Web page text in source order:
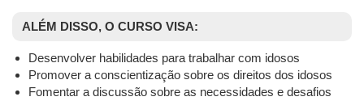
ALÉM DISSO, O CURSO VISA:
Desenvolver habilidades para trabalhar com idosos
Promover a conscientização sobre os direitos dos idosos
Fomentar a discussão sobre as necessidades e desafios